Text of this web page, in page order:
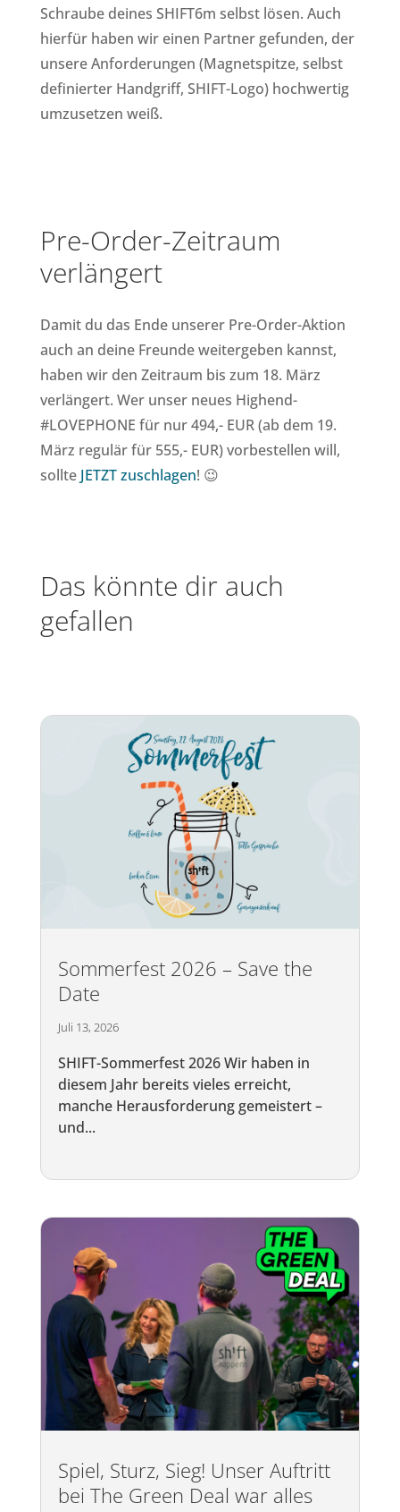
Schraube deines SHIFT6m selbst lösen. Auch
hierfür haben wir einen Partner gefunden, der
unsere Anforderungen (Magnetspitze, selbst
definierter Handgriff, SHIFT-Logo) hochwertig
umzusetzen weiß.
Pre-Order-Zeitraum
verlängert
Damit du das Ende unserer Pre-Order-Aktion
auch an deine Freunde weitergeben kannst,
haben wir den Zeitraum bis zum 18. März
verlängert. Wer unser neues Highend-
#LOVEPHONE für nur 494,- EUR (ab dem 19.
März regulär für 555,- EUR) vorbestellen will,
sollte JETZT zuschlagen! 😉
Das könnte dir auch
gefallen
Sommerfest 2026 – Save the
Date
Juli 13, 2026
SHIFT-Sommerfest 2026 Wir haben in
diesem Jahr bereits vieles erreicht,
manche Herausforderung gemeistert –
und...
Spiel, Sturz, Sieg! Unser Auftritt
bei The Green Deal war alles